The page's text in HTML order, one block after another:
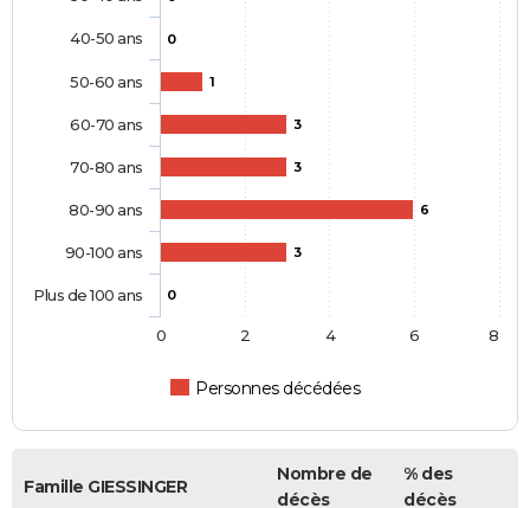
0
1
3
3
6
3
0
Personnes décédées
40-50 ans
50-60 ans
60-70 ans
70-80 ans
80-90 ans
90-100 ans
Plus de 100 ans
0 2 4 6 8
Famille GIESSINGER
Nombre de
décès
% des
décès